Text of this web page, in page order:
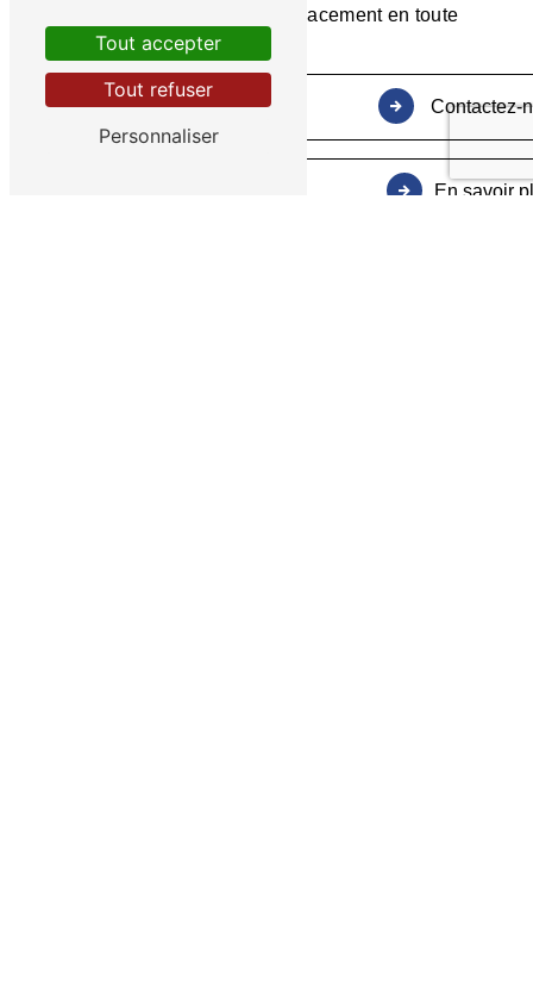
organiser votre prochain déplacement en toute
tranquillité.
En savoir
Contactez-
Tout accepter
Tout refuser
Personnaliser